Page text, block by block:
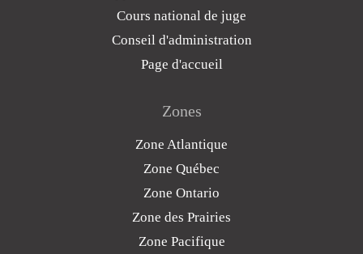
Cours national de juge
Conseil d'administration
Page d'accueil
Zones
Zone Atlantique
Zone Québec
Zone Ontario
Zone des Prairies
Zone Pacifique